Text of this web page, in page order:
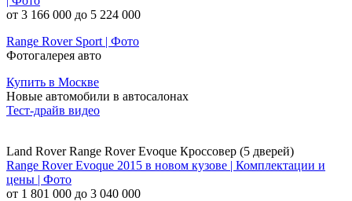
от 3 166 000 до 5 224 000
Range Rover Sport | Фото
Фотогалерея авто
Купить в Москве
Новые автомобили в автосалонах
Тест-драйв видео
Land Rover Range Rover Evoque Кроссовер (5 дверей)
Range Rover Evoque 2015 в новом кузове | Комплектации и
цены | Фото
от 1 801 000 до 3 040 000